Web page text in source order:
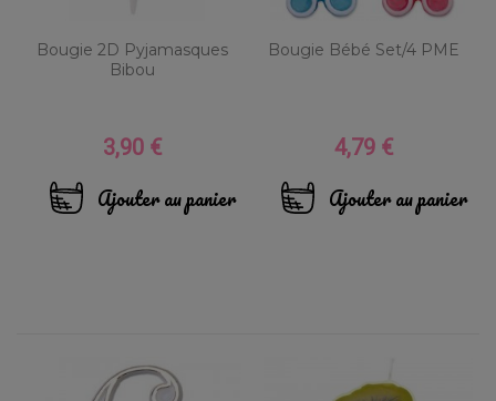
Bougie 2D Pyjamasques
Bibou
Prix
3,90 €
Ajouter au panier
Bougie Bébé Set/4 PME
Prix
4,79 €
Ajouter au panier